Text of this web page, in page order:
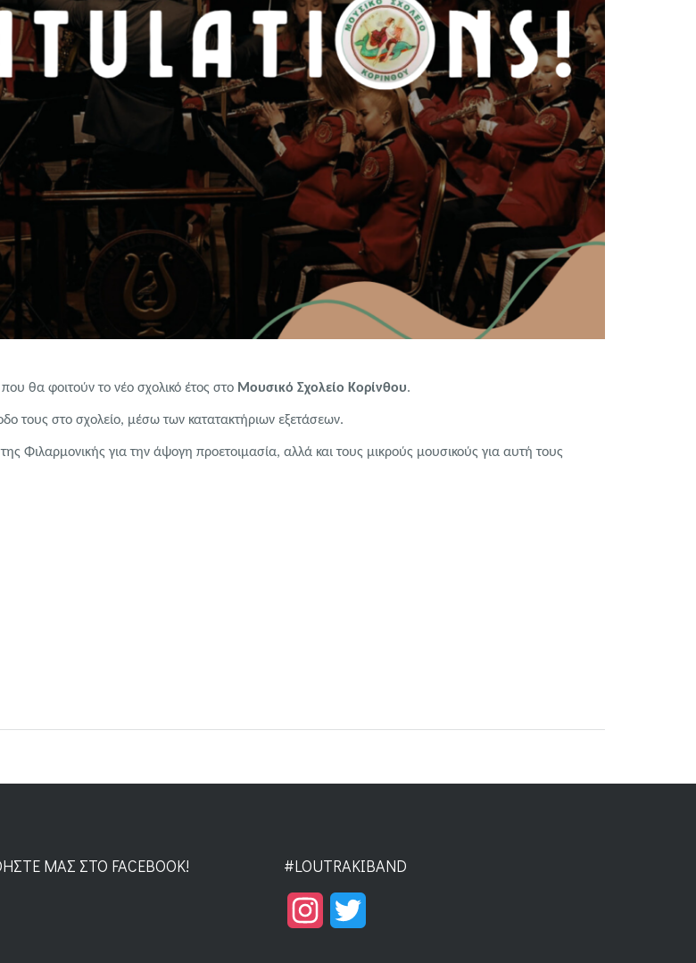
θα φοιτούν το νέο σχολικό έτος στο Μουσικό Σχολείο Κορίνθου.
τους στο σχολείο, μέσω των κατατακτήριων εξετάσεων.
Φιλαρμονικής για την άψογη προετοιμασία, αλλά και τους μικρούς μουσικούς για αυτή τους
ΜΑΣ ΣΤΟ FACEBOOK! #LOUTRAKIBAND
Instagram